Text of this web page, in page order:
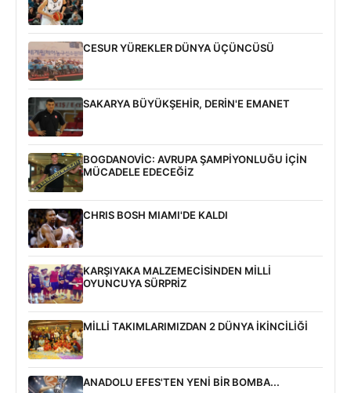
CESUR YÜREKLER DÜNYA ÜÇÜNCÜSÜ
SAKARYA BÜYÜKŞEHİR, DERİN'E EMANET
BOGDANOVİC: AVRUPA ŞAMPİYONLUĞU İÇİN
MÜCADELE EDECEĞİZ
CHRIS BOSH MIAMI'DE KALDI
KARŞIYAKA MALZEMECİSİNDEN MİLLİ
OYUNCUYA SÜRPRİZ
MİLLİ TAKIMLARIMIZDAN 2 DÜNYA İKİNCİLİĞİ
ANADOLU EFES'TEN YENİ BİR BOMBA...